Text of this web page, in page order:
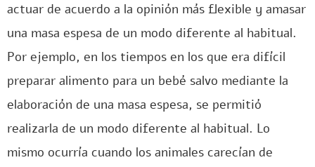
actuar de acuerdo a la opinión más flexible y amasar
una masa espesa de un modo diferente al habitual.
Por ejemplo, en los tiempos en los que era difícil
preparar alimento para un bebé salvo mediante la
elaboración de una masa espesa, se permitió
realizarla de un modo diferente al habitual. Lo
mismo ocurría cuando los animales carecían de